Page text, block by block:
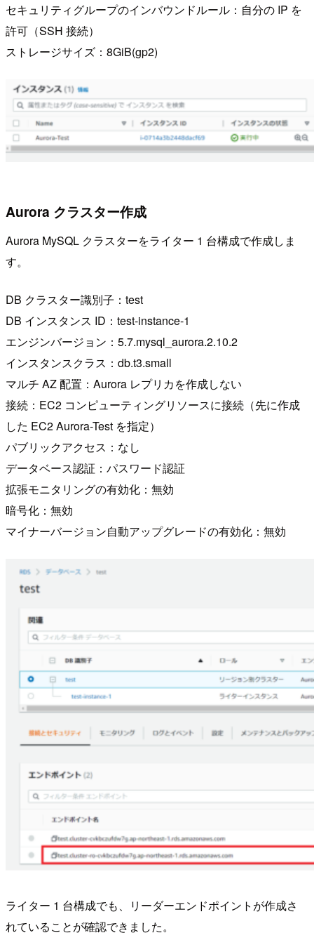
セキュリティグループのインバウンドルール：自分の IP を
許可（SSH 接続）
ストレージサイズ：8GiB(gp2)
Aurora クラスター作成
Aurora MySQL クラスターをライター 1 台構成で作成しま
す。
DB クラスター識別子：test
DB インスタンス ID：test-instance-1
エンジンバージョン：5.7.mysql_aurora.2.10.2
インスタンスクラス：db.t3.small
マルチ AZ 配置：Aurora レプリカを作成しない
接続：EC2 コンピューティングリソースに接続（先に作成
した EC2 Aurora-Test を指定）
パブリックアクセス：なし
データベース認証：パスワード認証
拡張モニタリングの有効化：無効
暗号化：無効
マイナーバージョン自動アップグレードの有効化：無効
ライター 1 台構成でも、リーダーエンドポイントが作成さ
れていることが確認できました。